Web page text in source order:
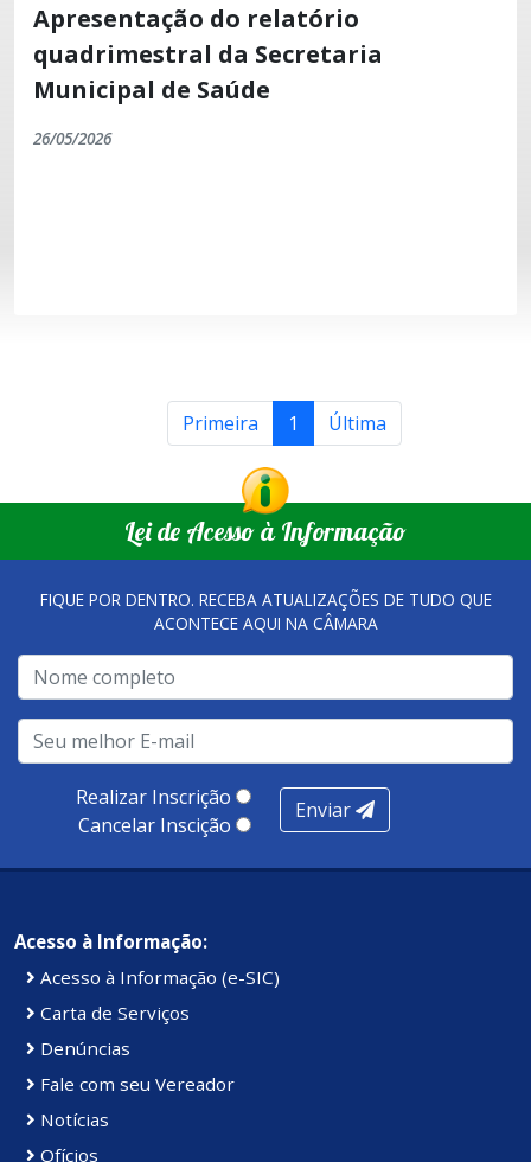
Apresentação do relatório
quadrimestral da Secretaria
Municipal de Saúde
26/05/2026
Primeira 1 Última
Lei de Acesso à Informação
FIQUE POR DENTRO. RECEBA ATUALIZAÇÕES DE TUDO QUE
ACONTECE AQUI NA CÂMARA
Realizar Inscrição
Cancelar Inscição
Enviar
Acesso à Informação:
Acesso à Informação (e-SIC)
Carta de Serviços
Denúncias
Fale com seu Vereador
Notícias
Ofícios